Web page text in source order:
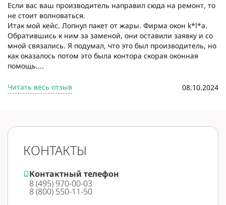
Если вас ваш производитель направил сюда на ремонт, то
не стоит волноваться.
Итак мой кейс. Лопнул пакет от жары. Фирма окон k*l*a.
Обратившись к ним за заменой, они оставили заявку и со
мной связались. Я подумал, что это был производитель, но
как оказалось потом это была контора скорая оконная
помощь....
Читать весь отзыв 08.10.2024
КОНТАКТЫ
Контактный телефон
8 (495) 970-00-03
8 (800) 550-11-50